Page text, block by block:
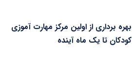
بهره برداری از اولین مرکز مهارت آموزی
کودکان تا یک ماه آینده